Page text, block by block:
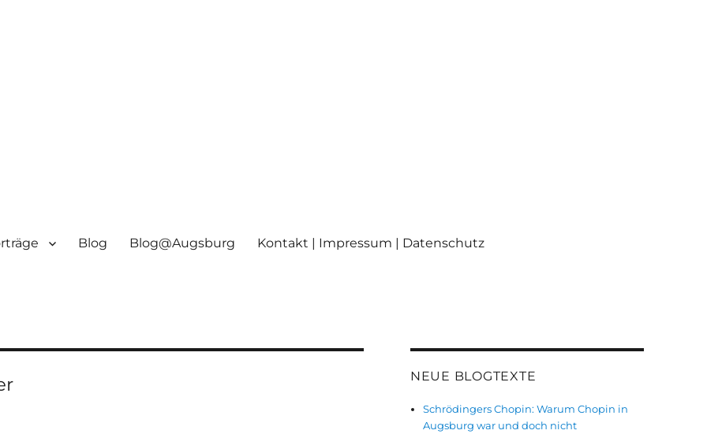
Blog Blog@Augsburg Kontakt | Impressum | Datenschutz
NEUE BLOGTEXTE
Schrödingers Chopin: Warum Chopin in
Augsburg war und doch nicht